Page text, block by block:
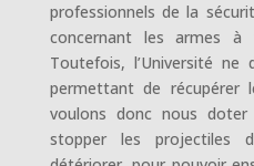
professionnels de la
concernant les armes
Toutefois, l’Université ne
permettant de récupérer
voulons donc nous doter
stopper les projectiles